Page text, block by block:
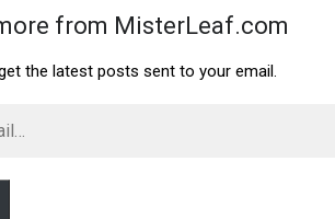
from MisterLeaf.com
the latest posts sent to your email.